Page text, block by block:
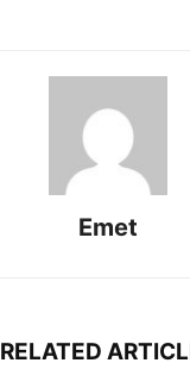
Emet
RELATED